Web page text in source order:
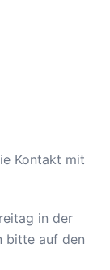
Kontakt mit
in der
bitte auf den